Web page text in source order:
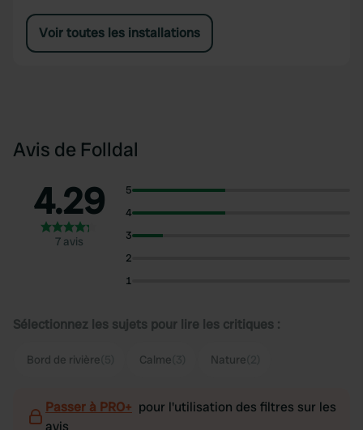
Voir toutes les installations
Avis de Folldal
4.29
7 avis
5
4
3
2
1
Sélectionnez les sujets pour lire les critiques :
Bord de rivière Calme Nature
Passer à PRO+ pour l'utilisation des filtres sur les
avis